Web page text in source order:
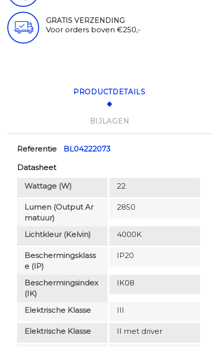
GRATIS VERZENDING
Voor orders boven €250,-
PRODUCTDETAILS
BIJLAGEN
Referentie
BL04222073
Datasheet
Wattage (W)
22
Lumen (output Ar
Matuur)
2850
Lichtkleur (Kelvin) 4000K
Beschermingsklass
E (IP)
IP20
Beschermingsindex
(IK)
IK08
Elektrische Klasse III
Elektrische Klasse II met driver